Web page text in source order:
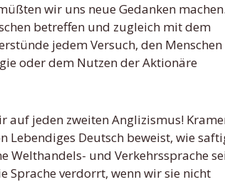
wir uns neue Gedanken machen.
betreffen und zugleich mit dem
jedem Versuch, den Menschen
oder dem Nutzen der Aktionäre
auf jeden zweiten Anglizismus!
Deutsch beweist, wie
Welthandels- und Verkehrssprache
Sprache verdorrt, wenn wir sie nicht